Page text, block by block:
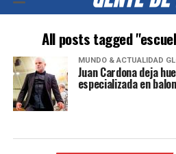
All posts tagged
MUNDO & ACTUALIDAD
Juan Cardona deja
especializada en